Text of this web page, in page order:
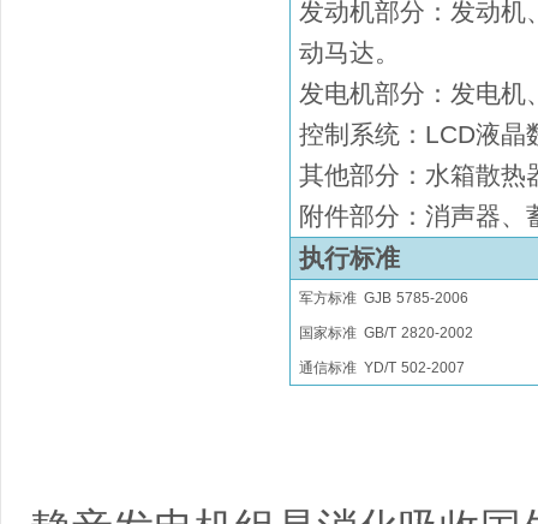
发动机部分：发动机
动马达。
发电机部分：发电机
控制系统： LCD液晶
其他部分：水箱散热
附件部分：消声器、
执行标准
军方标准GJB 5785-2006
国家标准 GB/T 2820-2002
通信标准 YD/T 502-2007